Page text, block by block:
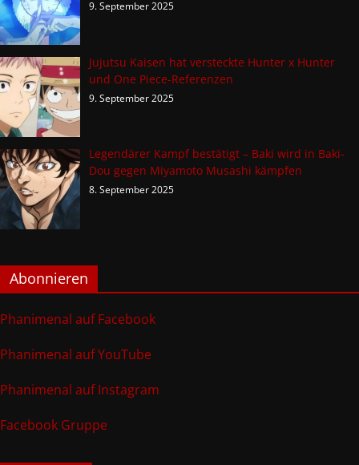
9. September 2025
Jujutsu Kaisen hat versteckte Hunter x Hunter
und One Piece-Referenzen
9. September 2025
Legendärer Kampf bestätigt – Baki wird in Baki-
Dou gegen Miyamoto Musashi kämpfen
8. September 2025
Abonnieren
Phanimenal auf Facebook
Phanimenal auf YouTube
Phanimenal auf Instagram
Facebook Gruppe